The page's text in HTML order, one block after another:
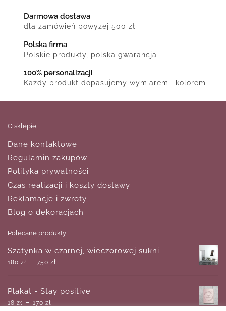
Darmowa dostawa
dla zamówień powyżej 500 zł
Polska firma
Polskie produkty, polska gwarancja
100% personalizacji
Każdy produkt dopasujemy wymiarem i kolorem
O sklepie
Dane kontaktowe
Regulamin zakupów
Polityka prywatności
Czas realizacji i koszty dostawy
Reklamacje i zwroty
Blog o dekoracjach
Polecane produkty
Szatynka w czarnej, wieczorowej sukni
180 zł – 750 zł
Plakat - Stay positive
18 zł – 170 zł